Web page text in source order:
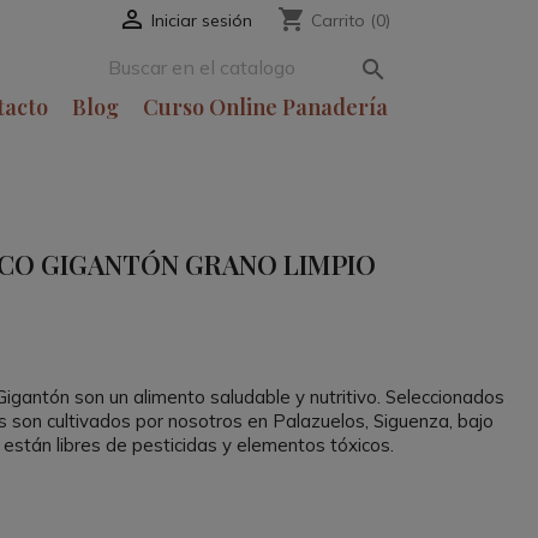
 Iniciar sesión shopping_cart Carrito (0)

Blog Curso Online Panadería
GIGANTÓN GRANO LIMPIO
son un alimento saludable y nutritivo. Seleccionados
cultivados por nosotros en Palazuelos, Siguenza, bajo
libres de pesticidas y elementos tóxicos.